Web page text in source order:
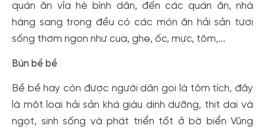
quán ăn vỉa hè bình dân, đến các quán ăn, nhà
hàng sang trọng đều có các món ăn hải sản tươi
sống thơm ngon như cua, ghẹ, ốc, mực, tôm,...
Bún bề bề
Bề bề hay còn được người dân gọi là tôm tích, đây
là một loại hải sản khá giàu dinh dưỡng, thịt dai và
ngọt, sinh sống và phát triển tốt ở bờ biển Vũng